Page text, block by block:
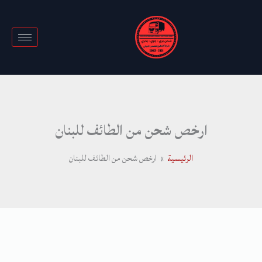
ارخص شحن من الطائف للبنان
الرئيسية ارخص شحن من الطائف للبنان